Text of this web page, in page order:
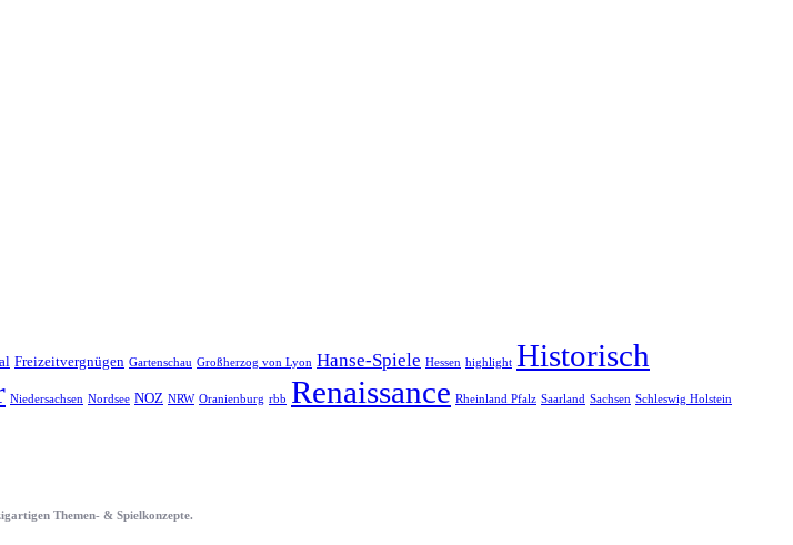
Freizeitvergnügen Gartenschau Großherzog von Lyon Hanse-Spiele Hessen highlight Historisch
Niedersachsen Nordsee NOZ NRW Oranienburg rbb Renaissance Rheinland Pfalz Saarland Sachsen Schleswig Holstein
Themen- & Spielkonzepte.